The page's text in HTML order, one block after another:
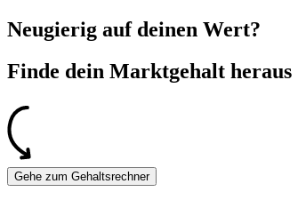
Neugierig auf deinen Wert?
Finde dein Marktgehalt heraus
Gehe zum Gehaltsrechner